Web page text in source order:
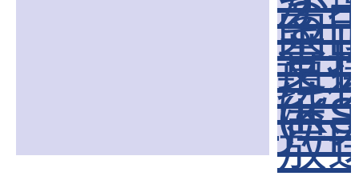
る
岡
香
支
現
は
戸
放